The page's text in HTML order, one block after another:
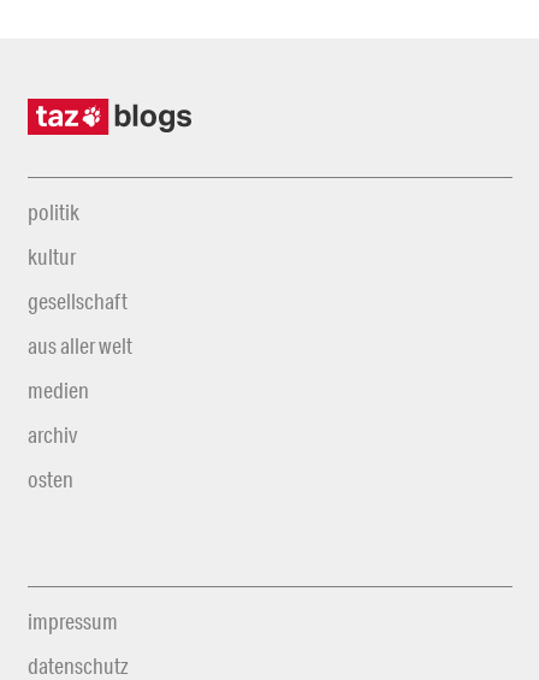
politik
kultur
gesellschaft
aus aller welt
medien
archiv
osten
impressum
datenschutz